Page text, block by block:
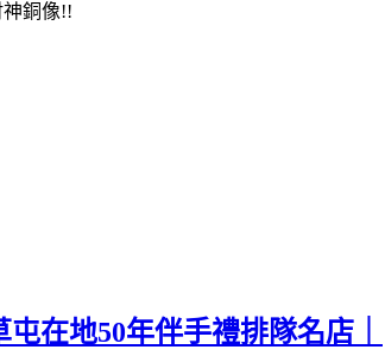
銅像!!
在地50年伴手禮排隊名店｜